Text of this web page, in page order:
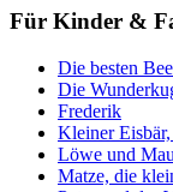
Für Kinder &
Die besten
Die
Frederik
Kleiner
Löwe und
Matze, die